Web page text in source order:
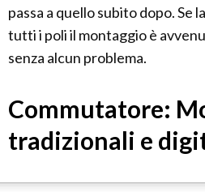
passa a quello subito dopo. Se
tutti i poli il montaggio è
senza alcun problema.
Commutatore:
tradizionali e